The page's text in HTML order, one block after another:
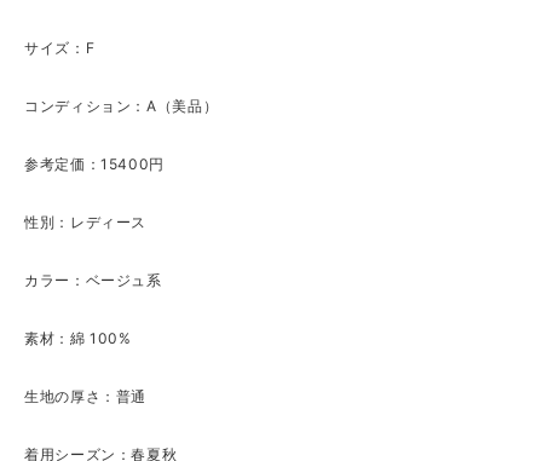
サイズ：F
コンディション：A（美品）
参考定価：15400円
性別：レディース
カラー：ベージュ系
素材：綿 100%
生地の厚さ：普通
着用シーズン：春夏秋